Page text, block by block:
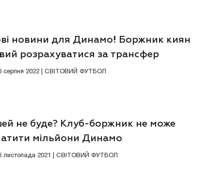
новини для Динамо! Боржник киян
розрахуватися за трансфер
серпня 2022 | СВІТОВИЙ ФУТБОЛ
не буде? Клуб-боржник не може
мільйони Динамо
листопада 2021 | СВІТОВИЙ ФУТБОЛ